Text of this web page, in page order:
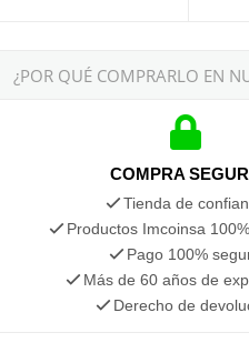
¿POR QUÉ COMPRARLO EN
COMPRA
Tienda de
Productos Imcoinsa
Pago 100%
Más de 60 años de
Derecho de